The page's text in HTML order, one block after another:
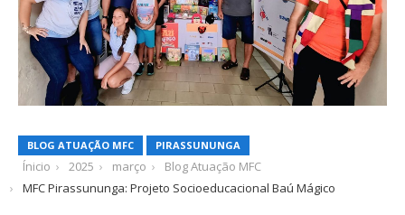
BLOG ATUAÇÃO MFC PIRASSUNUNGA
Ínicio 2025 março
Blog Atuação MFC
MFC Pirassununga: Projeto Socioeducacional Baú Mágico